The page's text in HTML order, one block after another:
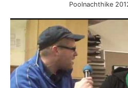
Poolnachthike